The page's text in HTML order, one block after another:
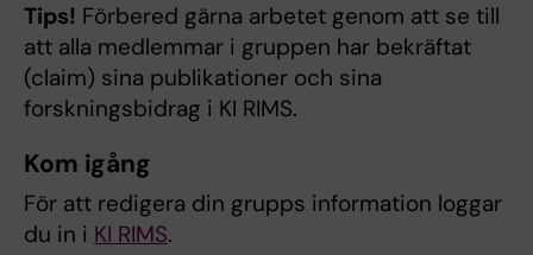
Tips! Förbered gärna arbetet genom att se till
att alla medlemmar i gruppen har bekräftat
(claim) sina publikationer och sina
forskningsbidrag i KI RIMS.
Kom igång
För att redigera din grupps information loggar
du in i KI RIMS.